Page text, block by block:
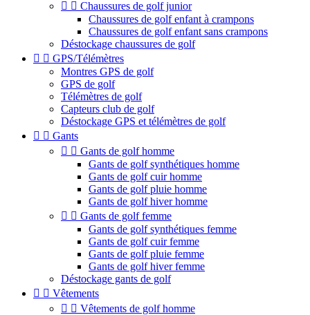
  Chaussures de golf junior
Chaussures de golf enfant à crampons
Chaussures de golf enfant sans crampons
Déstockage chaussures de golf
  GPS/Télémètres
Montres GPS de golf
GPS de golf
Télémètres de golf
Capteurs club de golf
Déstockage GPS et télémètres de golf
  Gants
  Gants de golf homme
Gants de golf synthétiques homme
Gants de golf cuir homme
Gants de golf pluie homme
Gants de golf hiver homme
  Gants de golf femme
Gants de golf synthétiques femme
Gants de golf cuir femme
Gants de golf pluie femme
Gants de golf hiver femme
Déstockage gants de golf
  Vêtements
  Vêtements de golf homme